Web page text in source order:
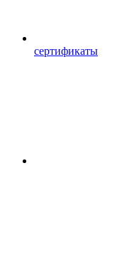
сертификаты